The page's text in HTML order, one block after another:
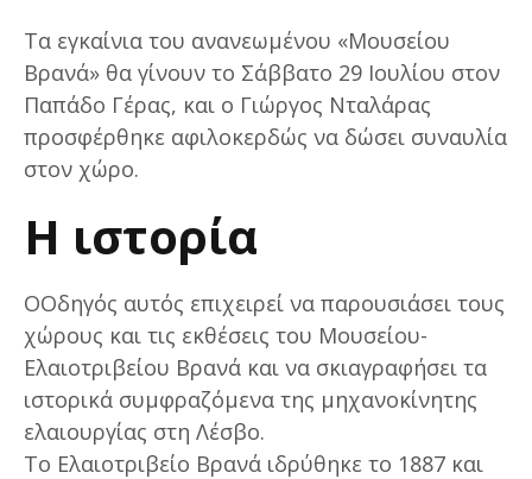
Τα εγκαίνια του ανανεωμένου «Μουσείου
Βρανά» θα γίνουν το Σάββατο 29 Ιουλίου στον
Παπάδο Γέρας, και ο Γιώργος Νταλάρας
προσφέρθηκε αφιλοκερδώς να δώσει συναυλία
στον χώρο.
H ιστορία
ΟΟδηγός αυτός επιχειρεί να παρουσιάσει τους
χώρους και τις εκθέσεις του Μουσείου-
Ελαιοτριβείου Βρανά και να σκιαγραφήσει τα
ιστορικά συμφραζόμενα της μηχανοκίνητης
ελαιουργίας στη Λέσβο.
Το Ελαιοτριβείο Βρανά ιδρύθηκε το 1887 και